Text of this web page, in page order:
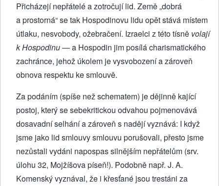
Přicházejí nepřátelé a zotročují lid. Země „dobrá
a prostorná“ se tak Hospodinovu lidu opět stává místem
útlaku, nesvobody, ožebračení. Izraelci z této tísně volají
k Hospodinu— a Hospodin jim posílá charismatického
zachránce, jehož úkolem je vysvobození a zároveň
obnova respektu ke smlouvě.
Za podáním (spíše než schematem) je dějinně kající
postoj, který se sebekritickou odvahou pojmenovává
dosavadní selhání a zároveň s nadějí vyznává: I když
jsme jako lid smlouvy smlouvu porušovali, přesto jsme
nezůstali vydáni napospas silnějším nepřátelům (srv.
úlohu 32, Mojžíšova píseň!). Podobně např. J. A.
Komenský vyznával, že i křesťané jsou trestáni za